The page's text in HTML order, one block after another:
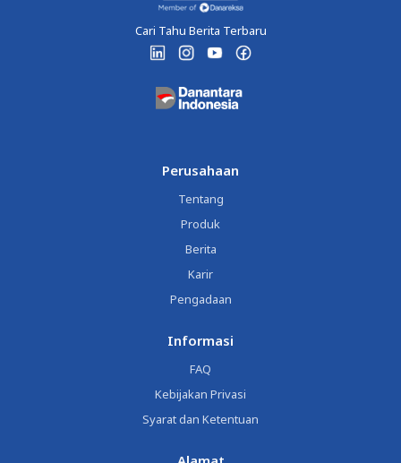
Cari Tahu Berita Terbaru
Perusahaan
Tentang
Produk
Berita
Karir
Pengadaan
Informasi
FAQ
Kebijakan Privasi
Syarat dan Ketentuan